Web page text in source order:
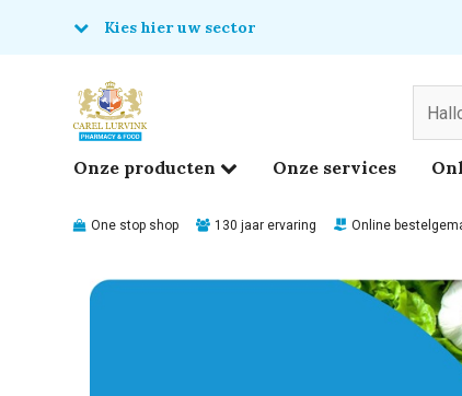
Kies hier uw sector
Onze producten Onze services
One stop shop 130 jaar ervaring Online